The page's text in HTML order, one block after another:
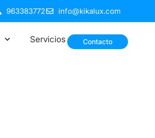
963383772 info@kikalux.com
Servicios Contacto